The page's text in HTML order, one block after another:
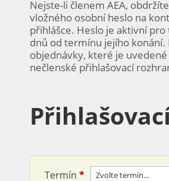
Nejste-li členem AEA,
vložného osobní heslo na
přihlášce. Heslo je aktivní
dnů od termínu jejího konání.
objednávky, které je
nečlenské přihlašovací
Termín *